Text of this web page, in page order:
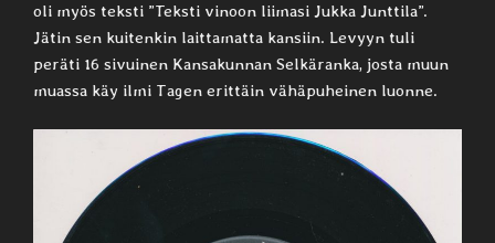
oli myös teksti ”Teksti vinoon liimasi Jukka Junttila”.
Jätin sen kuitenkin laittamatta kansiin. Levyyn tuli
peräti 16 sivuinen Kansakunnan Selkäranka, josta muun
muassa käy ilmi Tagen erittäin vähäpuheinen luonne.